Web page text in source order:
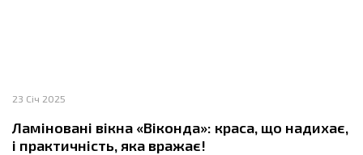
23 Січ 2025
Ламіновані вікна «Віконда»: краса, що надихає,
і практичність, яка вражає!